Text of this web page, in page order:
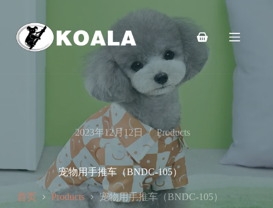
购
车
2023年12月12日 Products
宠物用手推车（BNDC-105）
首页 Products 宠物用手推车（BNDC-105）